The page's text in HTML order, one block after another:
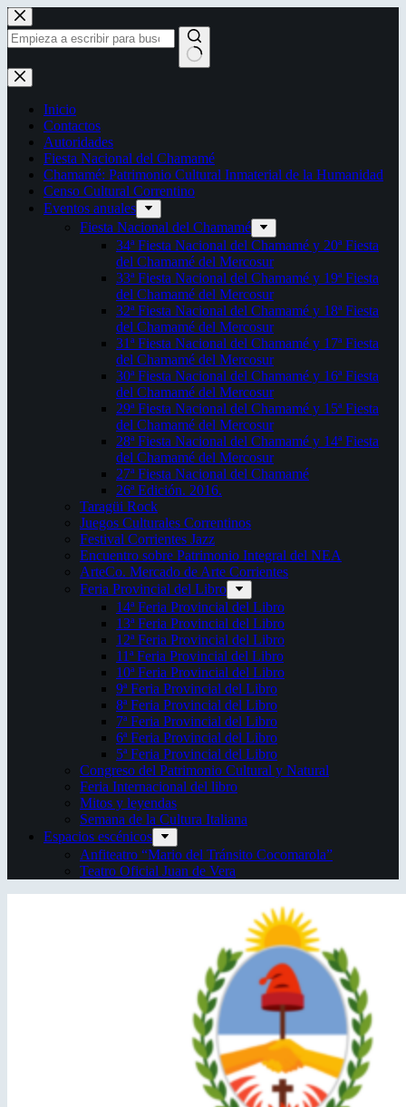
Saltar
al
contenido
Sin
resultados
Inicio
Contactos
Autoridades
Fiesta Nacional del Chamamé
Chamamé: Patrimonio Cultural Inmaterial de la Humanidad
Censo Cultural Correntino
Eventos anuales
Fiesta Nacional del Chamamé
34ª Fiesta Nacional del Chamamé y 20ª Fiesta
del Chamamé del Mercosur
33ª Fiesta Nacional del Chamamé y 19ª Fiesta
del Chamamé del Mercosur
32ª Fiesta Nacional del Chamamé y 18ª Fiesta
del Chamamé del Mercosur
31ª Fiesta Nacional del Chamamé y 17ª Fiesta
del Chamamé del Mercosur
30ª Fiesta Nacional del Chamamé y 16ª Fiesta
del Chamamé del Mercosur
29ª Fiesta Nacional del Chamamé y 15ª Fiesta
del Chamamé del Mercosur
28ª Fiesta Nacional del Chamamé y 14ª Fiesta
del Chamamé del Mercosur
27ª Fiesta Nacional del Chamamé
26ª Edición. 2016.
Taragüi Rock
Juegos Culturales Correntinos
Festival Corrientes Jazz
Encuentro sobre Patrimonio Integral del NEA
ArteCo. Mercado de Arte Corrientes
Feria Provincial del Libro
14ª Feria Provincial del Libro
13ª Feria Provincial del Libro
12ª Feria Provincial del Libro
11ª Feria Provincial del Libro
10ª Feria Provincial del Libro
9ª Feria Provincial del Libro
8ª Feria Provincial del Libro
7ª Feria Provincial del Libro
6ª Feria Provincial del Libro
5ª Feria Provincial del Libro
Congreso del Patrimonio Cultural y Natural
Feria Internacional del libro
Mitos y leyendas
Semana de la Cultura Italiana
Espacios escénicos
Anfiteatro “Mario del Tránsito Cocomarola”
Teatro Oficial Juan de Vera